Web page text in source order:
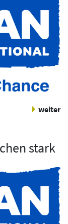
weiter
stark